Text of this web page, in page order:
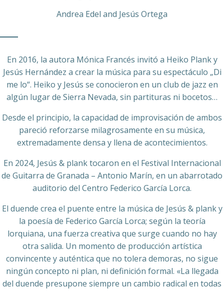
Andrea Edel and Jesús Ortega
En 2016, la autora Mónica Francés invitó a Heiko Plank y
Jesús Hernández a crear la música para su espectáculo „Di
me lo“. Heiko y Jesús se conocieron en un club de jazz en
algún lugar de Sierra Nevada, sin partituras ni bocetos…
Desde el principio, la capacidad de improvisación de ambos
pareció reforzarse milagrosamente en su música,
extremadamente densa y llena de acontecimientos.
En 2024, Jesús & plank tocaron en el Festival Internacional
de Guitarra de Granada – Antonio Marín, en un abarrotado
auditorio del Centro Federico García Lorca.
El duende crea el puente entre la música de Jesús & plank y
la poesía de Federico García Lorca; según la teoría
lorquiana, una fuerza creativa que surge cuando no hay
otra salida. Un momento de producción artística
convincente y auténtica que no tolera demoras, no sigue
ningún concepto ni plan, ni definición formal. «La llegada
del duende presupone siempre un cambio radical en todas